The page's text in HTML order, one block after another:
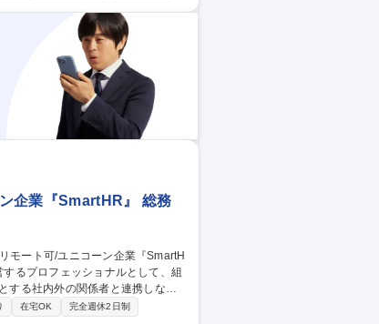
企業『SmartHR』 総務
する社内外の関係者と連携しなが
募集職種 【総務/フ
在宅OK
完全週休2日制